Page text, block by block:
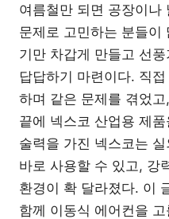
여름철만 되면 공장이나
문제로 고민하는 분들이
기만 차갑게 만들고 선
답답하기 마련이다. 직
하며 같은 문제를 겪었
끝에 넥스코 산업용 제
술력을 가진 넥스코는
바로 사용할 수 있고, 강
환경이 확 달라졌다. 이
함께 이동식 에어컨을